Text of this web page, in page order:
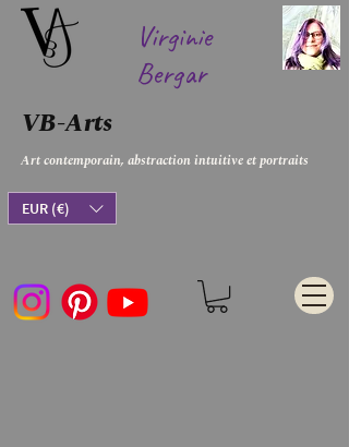
Virginie
Bergar
VB-Arts
Art contemporain, abstraction intuitive et portraits
EUR (€)